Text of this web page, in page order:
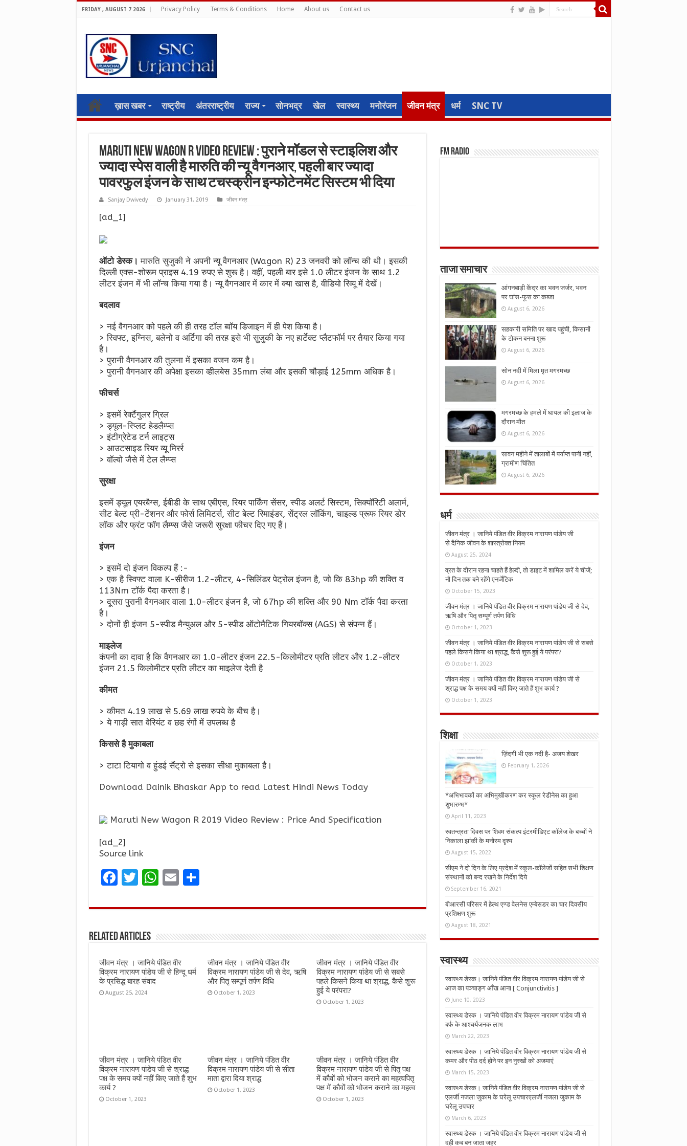
FRIDAY , AUGUST 7 2026 Privacy Policy Terms & Conditions Home About us Contact us
ख़ास खबर राष्ट्रीय अंतरराष्ट्रीय राज्य सोनभद्र खेल स्वास्थ्य मनोरंजन जीवन मंत्र धर्म SNC TV
Maruti New Wagon R Video Review : पुराने मॉडल से स्टाइलिश और
ज्यादा स्पेस वाली है मारुति की न्यू वैगनआर, पहली बार ज्यादा
पावरफुल इंजन के साथ टचस्क्रीन इन्फोटेनमेंट सिस्टम भी दिया
Sanjay Dwivedy January 31, 2019 जीवन मंत्र
[ad_1]
ऑटो डेस्क। मारुति सुजुकीने अपनी न्यू वैगनआर (Wagon R) 23 जनवरी को लॉन्च की थी। इसकी
दिल्ली एक्स-शोरूम प्राइस 4.19 रुपए से शुरू है। वहीं, पहली बार इसे 1.0 लीटर इंजन के साथ 1.2
लीटरइंजन में भी लॉन्च किया गया है। न्यू वैगनआर में कार में क्या खास है, वीडियो रिव्यू में देखें।
बदलाव
> नई वैगनआर को पहले की ही तरह टॉल ब्वॉय डिजाइन में ही पेश किया है।
> स्विफ्ट, इग्निस, बलेनो व अर्टिगा की तरह इसे भी सुजुकी के नए हार्टेक्ट प्लैटफॉर्म पर तैयार किया गया
है।
> पुरानी वैगनआर की तुलना में इसका वजन कम है।
> पुरानी वैगनआर की अपेक्षा इसका व्हीलबेस 35mm लंबा और इसकी चौड़ाई 125mm अधिक है।
फीचर्स
> इसमें रेक्टैंगुलर ग्रिल
> ड्यूल-स्प्लिट हेडलैम्प्स
> इंटीग्रेटेड टर्न लाइट्स
> आउटसाइड रियर व्यू मिरर्र
> वॉल्वो जैसे में टेल लैम्प्स
सुरक्षा
इसमें ड्यूल एयरबैग्स, ईबीडी के साथ एबीएस, रियर पार्किंग सेंसर, स्पीड अलर्ट सिस्टम, सिक्यॉरिटी अलार्म,
सीट बेल्ट प्री-टेंशनर और फोर्स लिमिटर्स, सीट बेल्ट रिमाइंडर, सेंट्रल लॉकिंग, चाइल्ड प्रूफ रियर डोर
लॉक और फ्रंट फॉग लैम्प्स जैसे जरूरी सुरक्षा फीचर दिए गए हैं।
इंजन
> इसमें दो इंजन विकल्प हैं :-
> एक है स्विफ्ट वाला K-सीरीज 1.2-लीटर, 4-सिलिंडर पेट्रोल इंजन है, जो कि 83hp की शक्ति व
113Nm टॉर्क पैदा करता है।
> दूसरा पुरानी वैगनआर वाला 1.0-लीटर इंजन है, जो 67hp की शक्ति और 90 Nm टॉर्क पैदा करता
है।
> दोनों ही इंजन 5-स्पीड मैन्युअल और 5-स्पीड ऑटोमैटिक गियरबॉक्स (AGS) से संपन्न हैं।
माइलेज
कंपनी का दावा है कि वैगनआर का 1.0-लीटर इंजन 22.5-किलोमीटर प्रति लीटर और 1.2-लीटर
इंजन 21.5 किलोमीटर प्रति लीटर का माइलेज देती है
कीमत
> कीमत 4.19 लाख से 5.69 लाख रुपये के बीच है।
> ये गाड़ी सात वेरियंट व छह रंगों में उपलब्‍ध है
किससे है मुकाबला
> टाटा टियागो व हुंडई सैंट्रो से इसका सीधा मुकाबला है।
Download Dainik Bhaskar App to read Latest Hindi News Today
Maruti New Wagon R 2019 Video Review : Price And Specification
[ad_2]
Source link
F
ce
o
o
k
T
it
r
W
at
A
p
p
E
ai
S
ar
Related Articles
जीवन मंत्र । जानिये पंडित वीर
विक्रम नारायण पांडेय जी से हिन्दू धर्म
के प्रसिद्ध बारह संवाद
August 25, 2024
जीवन मंत्र । जानिये पंडित वीर
विक्रम नारायण पांडेय जी से देव, ऋषि
और पितृ सम्पूर्ण तर्पण विधि
October 1, 2023
जीवन मंत्र । जानिये पंडित वीर
विक्रम नारायण पांडेय जी से सबसे
पहले किसने किया था श्राद्ध, कैसे शुरू
हुई ये परंपरा?
October 1, 2023
जीवन मंत्र । जानिये पंडित वीर
विक्रम नारायण पांडेय जी से श्राद्ध
पक्ष के समय क्यों नहीं किए जाते हैं शुभ
कार्य ?
October 1, 2023
जीवन मंत्र । जानिये पंडित वीर
विक्रम नारायण पांडेय जी से सीता
माता द्वारा दिया श्राद्ध
October 1, 2023
जीवन मंत्र । जानिये पंडित वीर
विक्रम नारायण पांडेय जी से पितृ पक्ष
में कौवों को भोजन कराने का महत्वपितृ
पक्ष में कौवों को भोजन कराने का महत्व
October 1, 2023
FM Radio
ताजा समाचार
आंगनबाड़ी केंद्र का भवन जर्जर, भवन
पर घांस-फूस का कब्जा
August 6, 2026
सहकारी समिति पर खाद पहुंची, किसानों
के टोकन बनना शुरू
August 6, 2026
सोन नदी में मिला मृत मगरमच्छ
August 6, 2026
मगरमच्छ के हमले में घायल की इलाज के
दौरान मौत
August 6, 2026
सावन महीने में तालाबों में पर्याप्त पानी नहीं,
ग्रामीण चिंतित
August 6, 2026
धर्म
जीवन मंत्र । जानिये पंडित वीर विक्रम नारायण पांडेय जी
से दैनिक जीवन के शास्त्रोक्त नियम
August 25, 2024
व्रत के दौरान रहना चाहते हैं हेल्दी, तो डाइट में शामिल करें ये चीजें;
नौ दिन तक बने रहेंगे एनर्जेटिक
October 15, 2023
जीवन मंत्र । जानिये पंडित वीर विक्रम नारायण पांडेय जी से देव,
ऋषि और पितृ सम्पूर्ण तर्पण विधि
October 1, 2023
जीवन मंत्र । जानिये पंडित वीर विक्रम नारायण पांडेय जी से सबसे
पहले किसने किया था श्राद्ध, कैसे शुरू हुई ये परंपरा?
October 1, 2023
जीवन मंत्र । जानिये पंडित वीर विक्रम नारायण पांडेय जी से
श्राद्ध पक्ष के समय क्यों नहीं किए जाते हैं शुभ कार्य ?
October 1, 2023
शिक्षा
ज़िंदगी भी एक नदी है- अजय शेखर
February 1, 2026
*अभिभावकों का अभिमुखीकरण कर स्कूल रेडीनेस का हुआ
शुभारम्भ*
April 11, 2023
स्वतन्त्रता दिवस पर शिवम संकल्प इंटरमीडिएट कॉलेज के बच्चों ने
निकाला झांकी के मनोरम दृश्य
August 15, 2022
सीएम ने दो दिन के लिए प्रदेश में स्कूल-कॉलेजों सहित सभी शिक्षण
संस्थानों को बन्द रखने के निर्देश दिये
September 16, 2021
बीआरसी परिसर में हेल्थ एण्ड वेलनेस एम्बेसडर का चार दिवसीय
प्रशिक्षण शुरू
August 18, 2021
स्वास्थ्य
स्वास्थ्य डेस्क। जानिये पंडित वीर विक्रम नारायण पांडेय जी से
आज का पञ्चाङ्ग आँख आना [ Conjunctivitis ]
June 10, 2023
स्वास्थ्य डेस्क । जानिये पंडित वीर विक्रम नारायण पांडेय जी से
बर्फ के आश्चर्यजनक लाभ
March 22, 2023
स्वास्थ्य डेस्क । जानिये पंडित वीर विक्रम नारायण पांडेय जी से
कमर और पीठ दर्द होने पर इन नुस्‍खों को अजमाएं
March 15, 2023
स्वास्थ्य डेस्क। जानिये पंडित वीर विक्रम नारायण पांडेय जी से
एलर्जी नजला जुकाम के घरेलू उपचारएलर्जी नजला जुकाम के
घरेलू उपचार
March 6, 2023
स्वास्थ्य डेस्क । जानिये पंडित वीर विक्रम नारायण पांडेय जी से
दही कब बन जाता जहर